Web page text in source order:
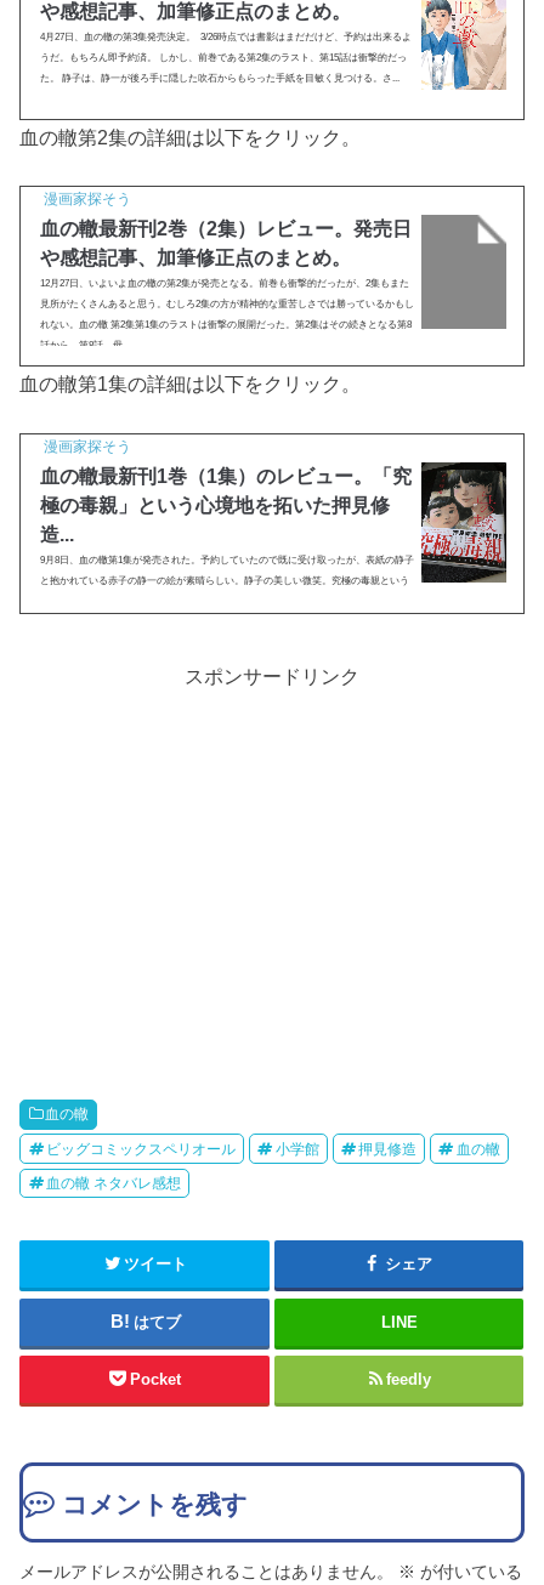
や感想記事、加筆修正点のまとめ。
4月27日、血の轍の第3集発売決定。 3/26時点では書影はまだだけど、予約は出来るよ
うだ。もちろん即予約済。 しかし、前巻である第2集のラスト、第15話は衝撃的だっ
た。 静子は、静一が後ろ手に隠した吹石からもらった手紙を目敏く見つける。さ...
血の轍第2集の詳細は以下をクリック。
漫画家探そう
血の轍最新刊2巻（2集）レビュー。発売日
や感想記事、加筆修正点のまとめ。
12月27日、いよいよ血の轍の第2集が発売となる。前巻も衝撃的だったが、2集もまた
見所がたくさんあると思う。むしろ2集の方が精神的な重苦しさでは勝っているかもし
れない。血の轍 第2集第1集のラストは衝撃の展開だった。第2集はその続きとなる第8
話から。第8話 母...
血の轍第1集の詳細は以下をクリック。
漫画家探そう
血の轍最新刊1巻（1集）のレビュー。「究
極の毒親」という心境地を拓いた押見修
造...
9月8日、血の轍第1集が発売された。予約していたので既に受け取ったが、表紙の静子
と抱かれている赤子の静一の絵が素晴らしい。静子の美しい微笑。究極の毒親という
スポンサードリンク
血の轍
ビッグコミックスペリオール 小学館 押見修造 血の轍
血の轍 ネタバレ感想
ツイート シェア
はてブ LINE
Pocket feedly
コメントを残す
メールアドレスが公開されることはありません。 ※ が付いている